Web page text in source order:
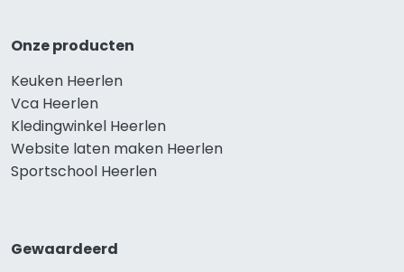
Onze producten
Keuken Heerlen
Vca Heerlen
Kledingwinkel Heerlen
Website laten maken Heerlen
Sportschool Heerlen
Gewaardeerd